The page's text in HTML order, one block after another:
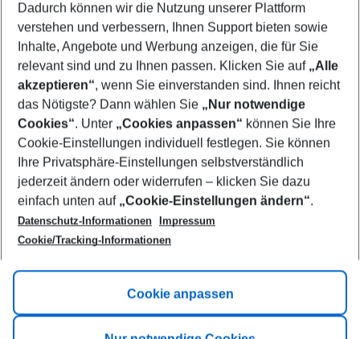
Who will travel
2 adults No children
Show more filter
Footer
Footer navigation
Title A
Link A
Dadurch können wir die Nutzung unserer Plattform
verstehen und verbessern, Ihnen Support bieten sowie
Inhalte, Angebote und Werbung anzeigen, die für Sie
relevant sind und zu Ihnen passen. Klicken Sie auf „Alle
akzeptieren“, wenn Sie einverstanden sind. Ihnen reicht
das Nötigste? Dann wählen Sie „Nur notwendige
Cookies“. Unter „Cookies anpassen“ können Sie Ihre
Cookie-Einstellungen individuell festlegen. Sie können
Ihre Privatsphäre-Einstellungen selbstverständlich
jederzeit ändern oder widerrufen – klicken Sie dazu
einfach unten auf „Cookie-Einstellungen ändern“.
Datenschutz-Informationen
Impressum
Cookie/Tracking-Informationen
Cookie anpassen